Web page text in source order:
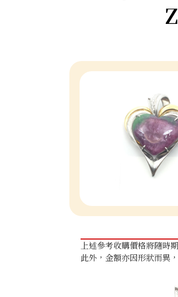
上述參考收購價格將隨時
此外，金額亦因形狀而異